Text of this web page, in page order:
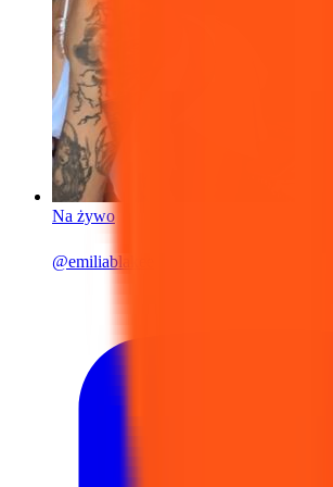
Na żywo
@emiliablakee